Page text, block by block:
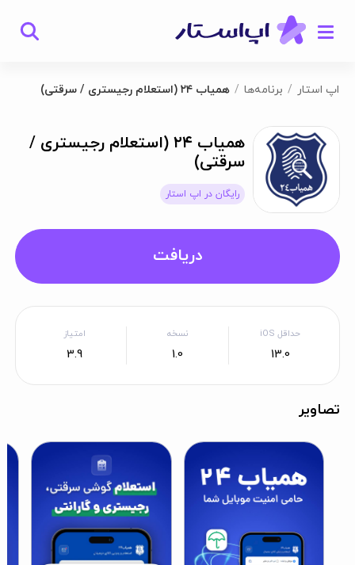
اپ استار برنامه‌ها همیاب ۲۴ (استعلام رجیستری / سرقتی)
همیاب ۲۴ (استعلام رجیستری /
سرقتی)
رایگان در اپ استار
دریافت
حداقل iOS
13.0
نسخه
1.0
امتیاز
3.9
تصاویر